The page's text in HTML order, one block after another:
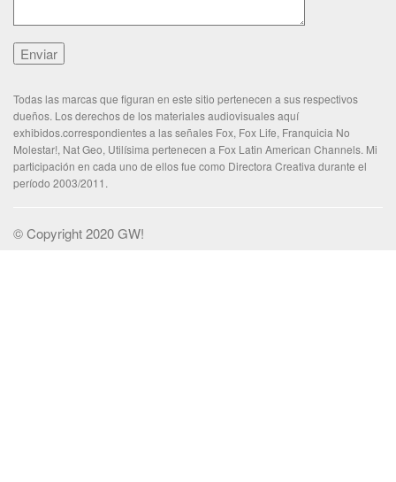
Todas las marcas que figuran en este sitio pertenecen a sus respectivos
dueños. Los derechos de los materiales audiovisuales aquí
exhibidos.correspondientes a las señales Fox, Fox Life, Franquicia No
Molestar!, Nat Geo, Utilísima pertenecen a Fox Latin American Channels. Mi
participación en cada uno de ellos fue como Directora Creativa durante el
período 2003/2011.
© Copyright 2020 GW!